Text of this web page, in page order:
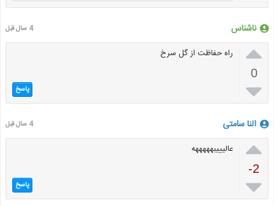
ناشناس 4 سال قبل

0

راه حفاظت از گل سرخ
پاسخ
النا سامتی 4 سال قبل

-2

عالیییبهههههه
پاسخ